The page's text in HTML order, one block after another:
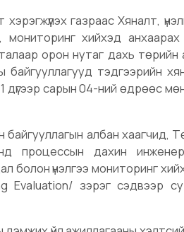
газраас Хяналт,
мониторинг хийхэд
орон нутаг дахь
тэдгээрийн
сарын 04-ний өдрөөс
байгууллагын албан хаагчид,
процессын дахин
үнэлгээ мониторинг
зэрэг сэдвээр